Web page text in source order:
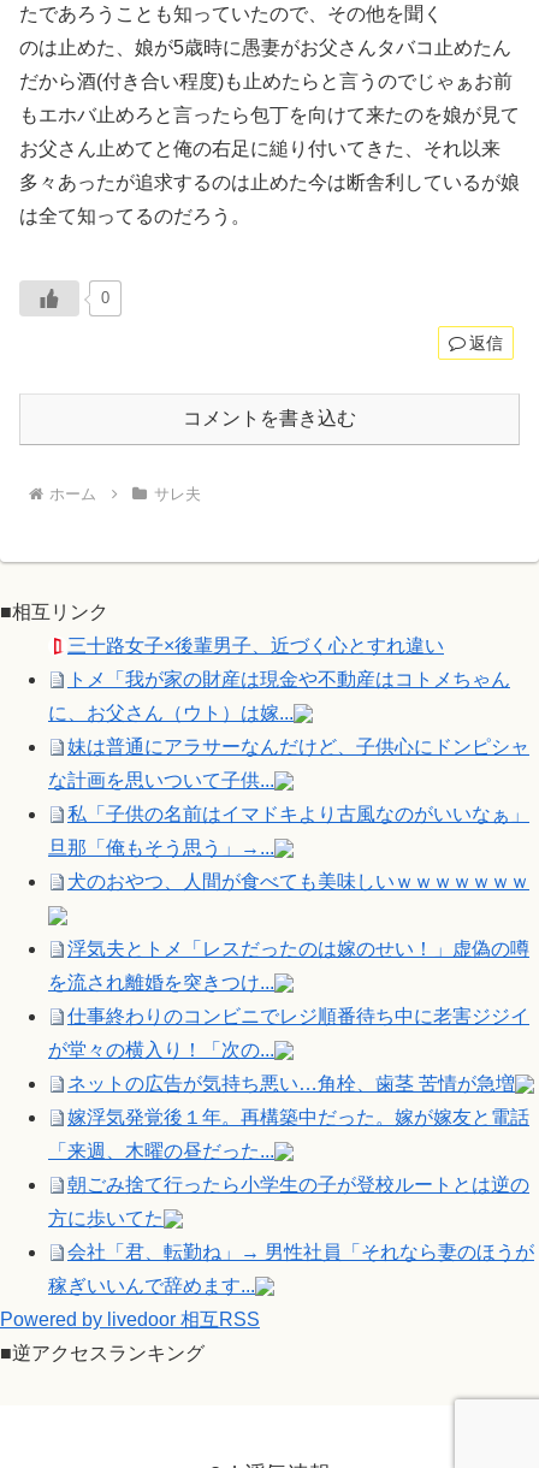
たであろうことも知っていたので、その他を聞く
のは止めた、娘が5歳時に愚妻がお父さんタバコ止めたん
だから酒(付き合い程度)も止めたらと言うのでじゃぁお前
もエホバ止めろと言ったら包丁を向けて来たのを娘が見て
お父さん止めてと俺の右足に縋り付いてきた、それ以来
多々あったが追求するのは止めた今は断舎利しているが娘
は全て知ってるのだろう。
0
返信
コメントを書き込む
ホーム サレ夫
■相互リンク
三十路女子×後輩男子、近づく心とすれ違い
トメ「我が家の財産は現金や不動産はコトメちゃん
に、お父さん（ウト）は嫁...
妹は普通にアラサーなんだけど、子供心にドンピシャ
な計画を思いついて子供...
私「子供の名前はイマドキより古風なのがいいなぁ」
旦那「俺もそう思う」→...
犬のおやつ、人間が食べても美味しいｗｗｗｗｗｗｗ
浮気夫とトメ「レスだったのは嫁のせい！」虚偽の噂
を流され離婚を突きつけ...
仕事終わりのコンビニでレジ順番待ち中に老害ジジイ
が堂々の横入り！「次の...
ネットの広告が気持ち悪い…角栓、歯茎 苦情が急増
嫁浮気発覚後１年。再構築中だった。嫁が嫁友と電話
「来週、木曜の昼だった...
朝ごみ捨て行ったら小学生の子が登校ルートとは逆の
方に歩いてた
会社「君、転勤ね」→ 男性社員「それなら妻のほうが
稼ぎいいんで辞めます...
Powered by livedoor 相互RSS
■逆アクセスランキング